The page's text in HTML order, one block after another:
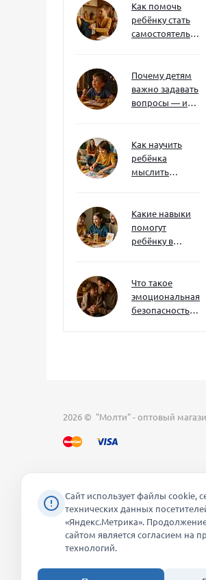
ребёнка
успешным
Как помочь
ребёнку стать
самостоятельным
Почему детям
важно задавать
вопросы — и
Как научить
ребёнка
мыслить
сложностей
Какие навыки
помогут
ребёнку в
их уже сейчас
Что такое
эмоциональная
безопасность
2026 © "Молти" - оптовый
Сайт использует файлы cookie,
технических данных
«Яндекс.Метрика».
сайтом является согласием на
технологий.